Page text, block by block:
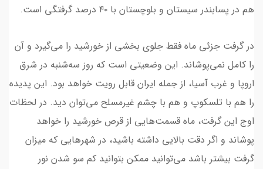
هم در پسابندر سیستان و بلوچستان با ۴۰ درصد گرفتگی است.
در گرفت جزئی ماه فقط جلوی بخشی از خورشید را می‌گیرد و آن‌
را کامل نمی‌پوشاند. این وضعیتی است که روز سه‌شنبه در شرق
اروپا و غرب آسیا، از جمله ایران قابل رویت خواهد بود. این پدیده‌
را هم با تلسکوپ و هم با چشم غیرمسلح می‌توان دید. در لحظات
اوج این گرفت، ماه قسمت‌هایی از قرص خورشید را خواهد
پوشاند و اگر دقت بالایی داشته باشید، در شهرهایی که میزان
گرفت بیشتر باشد می‌توانید ممکن بتوانید کم سو شدن نور